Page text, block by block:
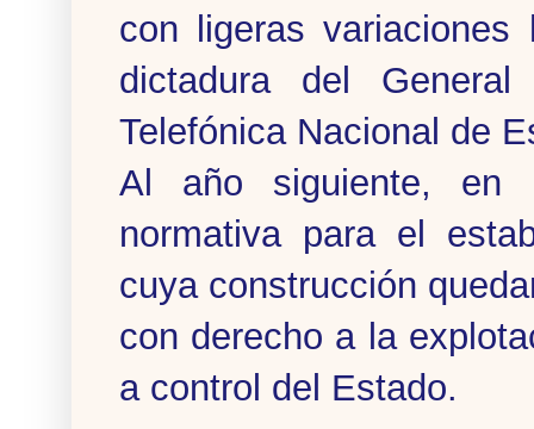
con ligeras
dictadura del
Telefónica Nacional de
Al año siguiente, en
normativa para el
cuya construcción
con derecho a la
a control del Estado.